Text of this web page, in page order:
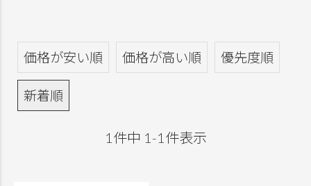
価格が安い順 価格が高い順 優先度順
新着順
1 件中 1 -1 件表示